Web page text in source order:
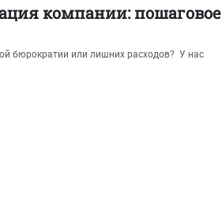
компании: пошаговое
бюрократии или лишних расходов? У нас